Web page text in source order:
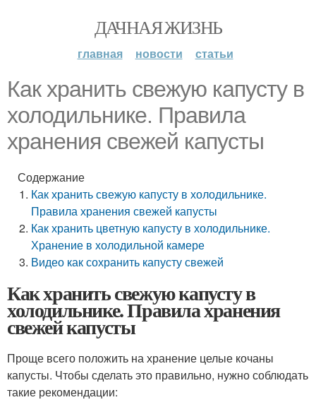
ДАЧНАЯ ЖИЗНЬ
главная новости статьи
Как хранить свежую капусту в
холодильнике. Правила
хранения свежей капусты
Содержание
Как хранить свежую капусту в холодильнике.
Правила хранения свежей капусты
Как хранить цветную капусту в холодильнике.
Хранение в холодильной камере
Видео как сохранить капусту свежей
Как хранить свежую капусту в
холодильнике. Правила хранения
свежей капусты
Проще всего положить на хранение целые кочаны
капусты. Чтобы сделать это правильно, нужно соблюдать
такие рекомендации: